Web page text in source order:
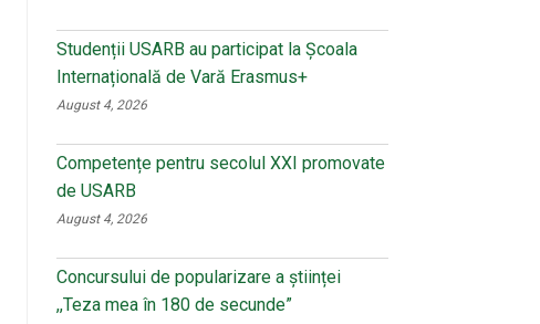
Studenții USARB au participat la Școala
Internațională de Vară Erasmus+
August 4, 2026
Competențe pentru secolul XXI promovate
de USARB
August 4, 2026
Concursului de popularizare a științei
,,Teza mea în 180 de secunde”